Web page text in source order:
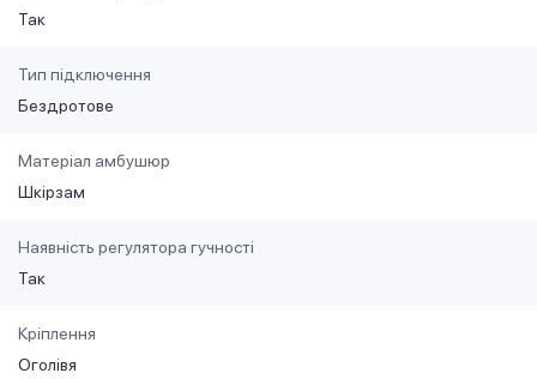
Так
Тип підключення
Бездротове
Матеріал амбушюр
Шкірзам
Наявність регулятора гучності
Так
Кріплення
Оголівя